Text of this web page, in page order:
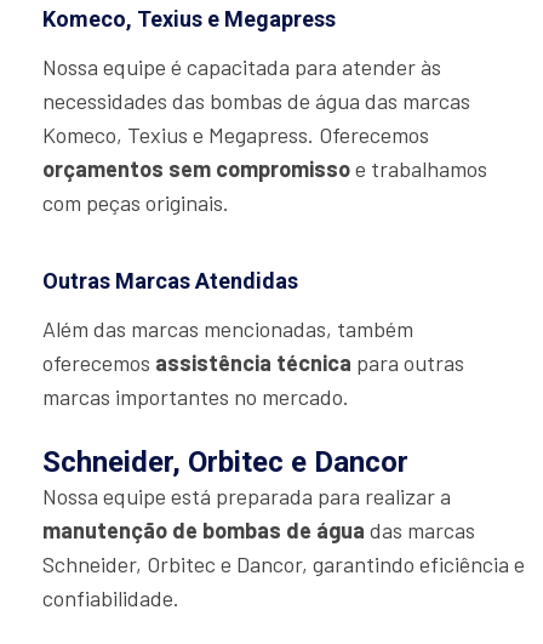
Komeco, Texius e Megapress
Nossa equipe é capacitada para atender às
necessidades das bombas de água das marcas
Komeco, Texius e Megapress. Oferecemos
orçamentos sem compromissoe trabalhamos
com peças originais.
Outras Marcas Atendidas
Além das marcas mencionadas, também
oferecemos assistência técnica para outras
marcas importantes no mercado.
Schneider, Orbitec e Dancor
Nossa equipe está preparada para realizar a
manutenção de bombas de água das marcas
Schneider, Orbitec e Dancor, garantindo eficiência e
confiabilidade.